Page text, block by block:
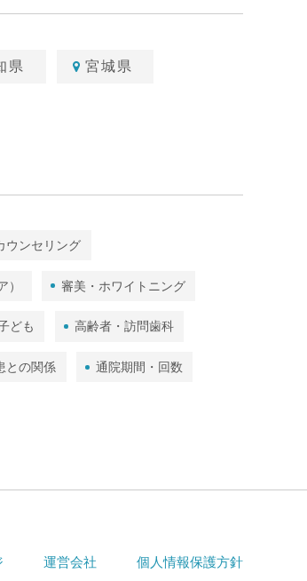
診査（検査）・唾液検査・DNA検査、他
顎関節
県 宮城県
ウンセリング
） 審美・ホワイトニング
ども 高齢者・訪問歯科
との関係 通院期間・回数
運営会社 個人情報保護方針